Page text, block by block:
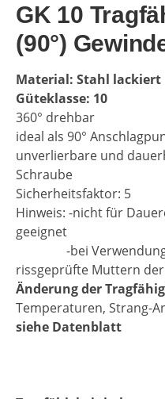
GK 10
(90°)
Material: Stahl lackiert
Güteklasse: 10
360° drehbar
ideal als 90°
unverlierbare und
Schraube
Sicherheitsfaktor: 5
Hinweis: -nicht für
geeignet
-bei Verwendung
rissgeprüfte Muttern
Änderung der
Temperaturen, Strang-
siehe Datenblatt